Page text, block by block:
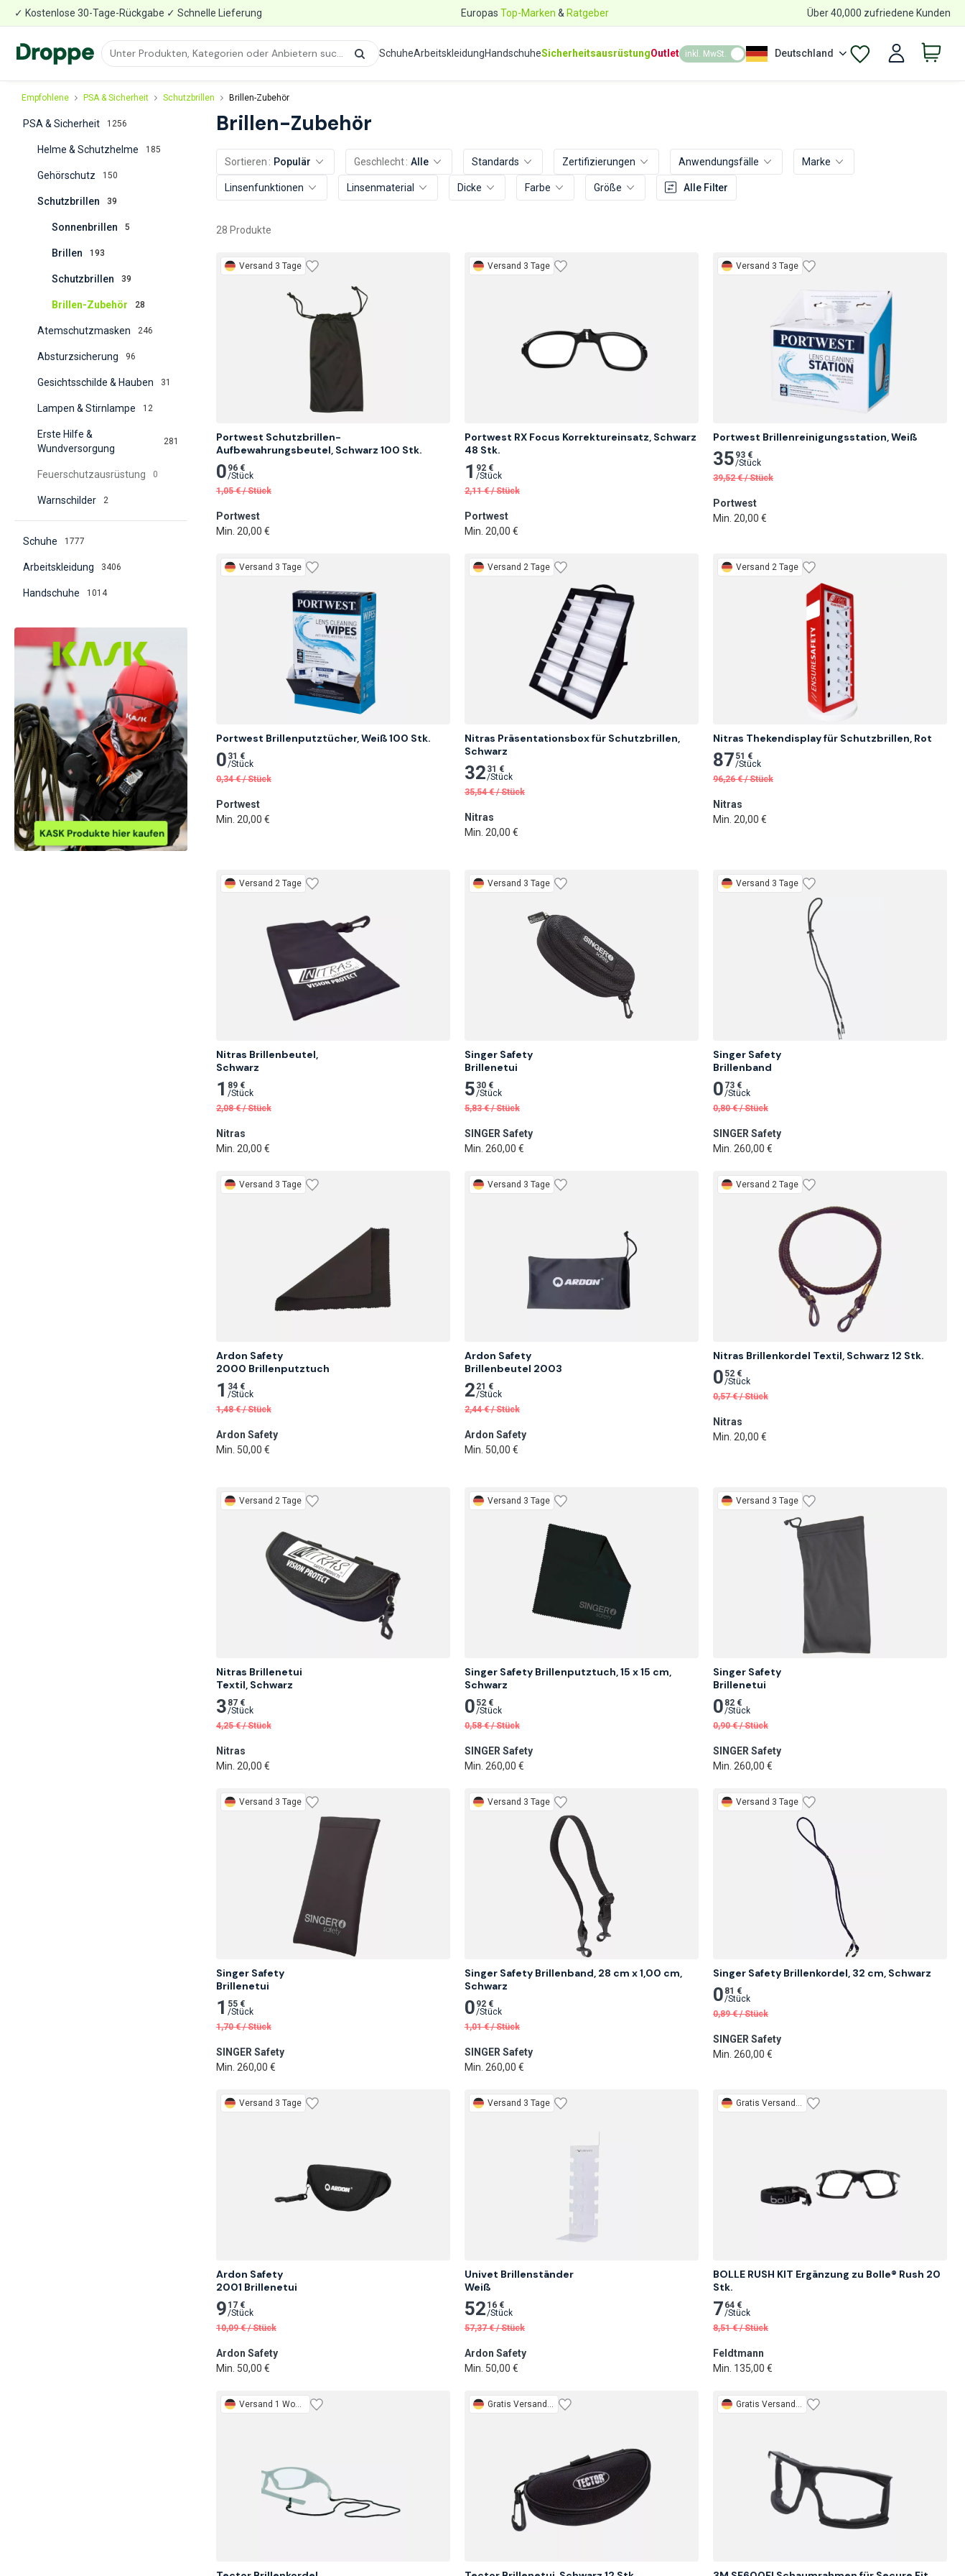
✓ Kostenlose 30-Tage-Rückgabe ✓ Schnelle Lieferung Europas Top-Marken & Ratgeber Über 40,000 zufriedene Kunden
SchuheArbeitskleidungHandschuheSicherheitsausrüstungOutlet inkl. MwSt. Deutschland
Empfohlene PSA & Sicherheit Schutzbrillen Brillen-Zubehör
PSA & Sicherheit 1256
Helme & Schutzhelme 185
Gehörschutz 150
Schutzbrillen 39
Sonnenbrillen 5
Brillen 193
Schutzbrillen 39
Brillen-Zubehör 28
Atemschutzmasken 246
Absturzsicherung 96
Gesichtsschilde & Hauben 31
Lampen & Stirnlampe 12
Erste Hilfe &
Wundversorgung
281
Feuerschutzausrüstung 0
Warnschilder 2
Schuhe 1777
Arbeitskleidung 3406
Handschuhe 1014
Brillen-Zubehör
Sortieren Populär Geschlecht Alle Standards Zertifizierungen Anwendungsfälle Marke
Linsenfunktionen Linsenmaterial Dicke Farbe Größe Alle Filter
28 Produkte
Versand 3 Tage
Portwest Schutzbrillen-
Aufbewahrungsbeutel, Schwarz 100 Stk.
0 96 €
/Stück
1,05 € /Stück
Portwest
Min. 20,00 €
Versand 3 Tage
Portwest RX Focus Korrektureinsatz, Schwarz
48 Stk.
1 92 €
/Stück
2,11 € /Stück
Portwest
Min. 20,00 €
Versand 3 Tage
Portwest Brillenreinigungsstation, Weiß
35 93 €
/Stück
39,52 € /Stück
Portwest
Min. 20,00 €
Versand 3 Tage
Portwest Brillenputztücher, Weiß 100 Stk.
0 31 €
/Stück
0,34 € /Stück
Portwest
Min. 20,00 €
Versand 2 Tage
Nitras Präsentationsbox für Schutzbrillen,
Schwarz
32 31 €
/Stück
35,54 € /Stück
Nitras
Min. 20,00 €
Versand 2 Tage
Nitras Thekendisplay für Schutzbrillen, Rot
87 51 €
/Stück
96,26 € /Stück
Nitras
Min. 20,00 €
Versand 2 Tage
Nitras Brillenbeutel,
Schwarz
1 89 €
/Stück
2,08 € /Stück
Nitras
Min. 20,00 €
Versand 3 Tage
Singer Safety
Brillenetui
5 30 €
/Stück
5,83 € /Stück
SINGER Safety
Min. 260,00 €
Versand 3 Tage
Singer Safety
Brillenband
0 73 €
/Stück
0,80 € /Stück
SINGER Safety
Min. 260,00 €
Versand 3 Tage
Ardon Safety
2000 Brillenputztuch
1 34 €
/Stück
1,48 € /Stück
Ardon Safety
Min. 50,00 €
Versand 3 Tage
Ardon Safety
Brillenbeutel 2003
2 21 €
/Stück
2,44 € /Stück
Ardon Safety
Min. 50,00 €
Versand 2 Tage
Nitras Brillenkordel Textil, Schwarz 12 Stk.
0 52 €
/Stück
0,57 € /Stück
Nitras
Min. 20,00 €
Versand 2 Tage
Nitras Brillenetui
Textil, Schwarz
3 87 €
/Stück
4,25 € /Stück
Nitras
Min. 20,00 €
Versand 3 Tage
Singer Safety Brillenputztuch, 15 x 15 cm,
Schwarz
0 52 €
/Stück
0,58 € /Stück
SINGER Safety
Min. 260,00 €
Versand 3 Tage
Singer Safety
Brillenetui
0 82 €
/Stück
0,90 € /Stück
SINGER Safety
Min. 260,00 €
Versand 3 Tage
Singer Safety
Brillenetui
1 55 €
/Stück
1,70 € /Stück
SINGER Safety
Min. 260,00 €
Versand 3 Tage
Singer Safety Brillenband, 28 cm x 1,00 cm,
Schwarz
0 92 €
/Stück
1,01 € /Stück
SINGER Safety
Min. 260,00 €
Versand 3 Tage
Singer Safety Brillenkordel, 32 cm, Schwarz
0 81 €
/Stück
0,89 € /Stück
SINGER Safety
Min. 260,00 €
Versand 3 Tage
Ardon Safety
2001 Brillenetui
9 17 €
/Stück
10,09 € /Stück
Ardon Safety
Min. 50,00 €
Versand 3 Tage
Univet Brillenständer
Weiß
52 16 €
/Stück
57,37 € /Stück
Ardon Safety
Min. 50,00 €
Gratis Versand 1 Woche
BOLLE RUSH KIT Ergänzung zu Bolle® Rush 20
Stk.
7 64 €
/Stück
8,51 € /Stück
Feldtmann
Min. 135,00 €
Versand 1 Woche Gratis Versand 1 Woche Gratis Versand 2 Tage